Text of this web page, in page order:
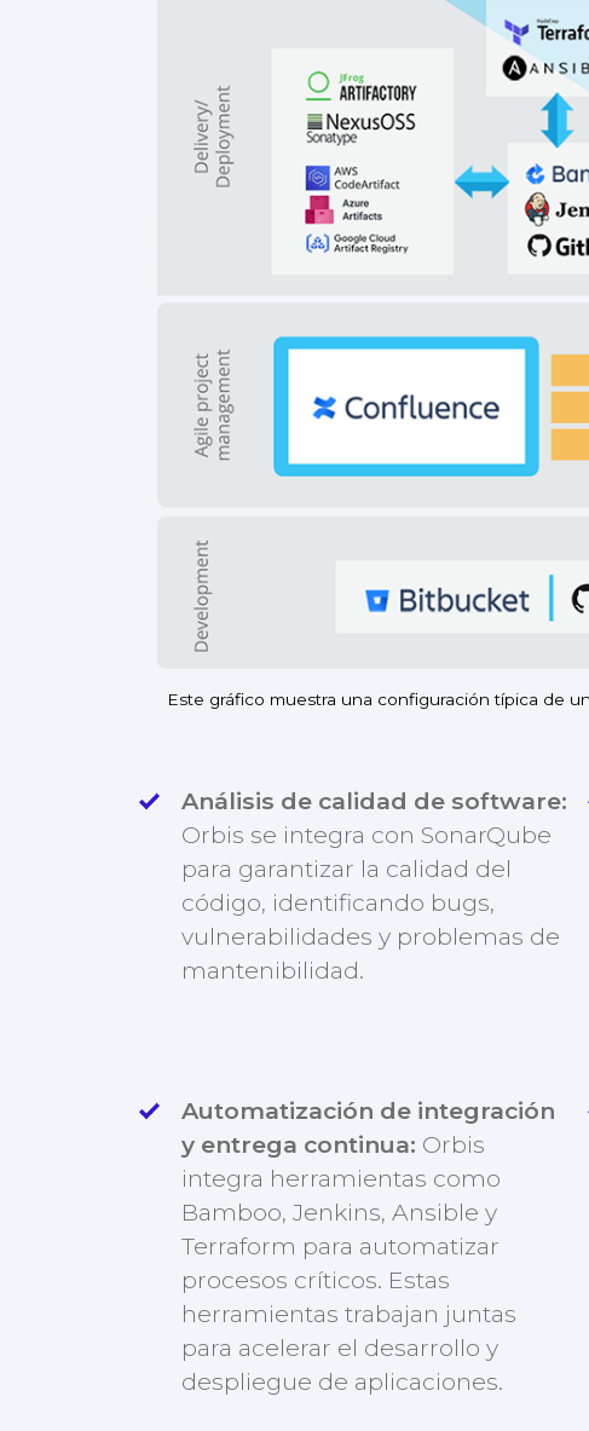
Este gráfico muestra una configuración típica de
Análisis de calidad de software:
Orbis se integra con SonarQube
para garantizar la calidad del
código, identificando bugs,
vulnerabilidades y problemas de
mantenibilidad.
Automatización de integración
y entrega continua: Orbis
integra herramientas como
Bamboo, Jenkins, Ansible y
Terraform para automatizar
procesos críticos. Estas
herramientas trabajan juntas
para acelerar el desarrollo y
despliegue de aplicaciones.